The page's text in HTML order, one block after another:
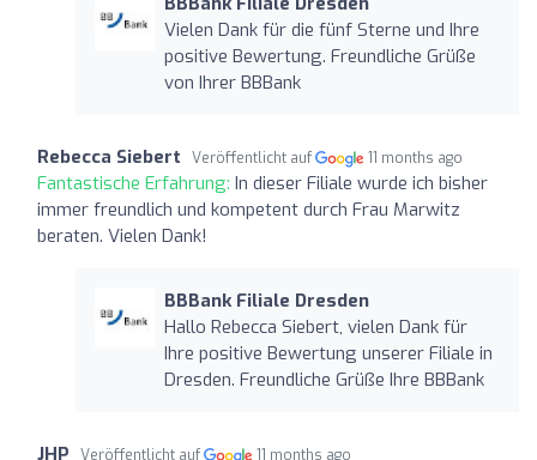
Vielen Dank für die fünf Sterne und Ihre
positive Bewertung. Freundliche Grüße
von Ihrer BBBank
Rebecca Siebert Veröffentlicht auf 11 months ago
Fantastische Erfahrung: In dieser Filiale wurde ich bisher
immer freundlich und kompetent durch Frau Marwitz
beraten. Vielen Dank!
BBBank Filiale Dresden
Hallo Rebecca Siebert, vielen Dank für
Ihre positive Bewertung unserer Filiale in
Dresden. Freundliche Grüße Ihre BBBank
JHP Veröffentlicht auf 11 months ago